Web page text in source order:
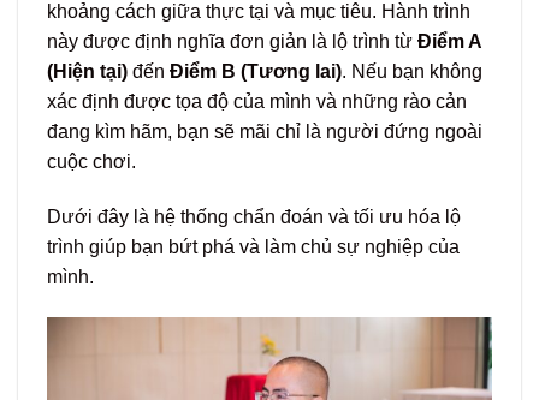
khoảng cách giữa thực tại và mục tiêu. Hành trình
này được định nghĩa đơn giản là lộ trình từ Điểm A
(Hiện tại) đến Điểm B (Tương lai). Nếu bạn không
xác định được tọa độ của mình và những rào cản
đang kìm hãm, bạn sẽ mãi chỉ là người đứng ngoài
cuộc chơi.
Dưới đây là hệ thống chẩn đoán và tối ưu hóa lộ
trình giúp bạn bứt phá và làm chủ sự nghiệp của
mình.